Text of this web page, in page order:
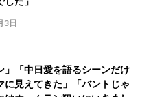
3日
」「中日愛を語るシーンだけ
に見えてきた」「バントじゃ